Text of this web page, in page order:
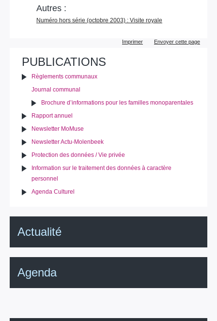
Autres :
Numéro hors série (octobre 2003) : Visite royale
document
Imprimer Envoyer cette page
PUBLICATIONS
Règlements communaux
Journal communal
Brochure d’informations pour les familles monoparentales
Rapport annuel
Newsletter MoMuse
Newsletter Actu-Molenbeek
Protection des données / Vie privée
Information sur le traitement des données à caractère
personnel
Agenda Culturel
Actualité
Agenda